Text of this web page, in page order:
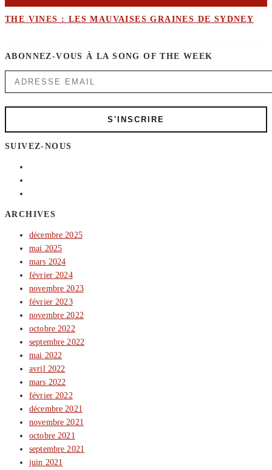
THE VINES : LES MAUVAISES GRAINES DE SYDNEY
ABONNEZ-VOUS À LA SONG OF THE WEEK
SUIVEZ-NOUS
ARCHIVES
décembre 2025
mai 2025
mars 2024
février 2024
novembre 2023
février 2023
novembre 2022
octobre 2022
septembre 2022
mai 2022
avril 2022
mars 2022
février 2022
décembre 2021
novembre 2021
octobre 2021
septembre 2021
juin 2021